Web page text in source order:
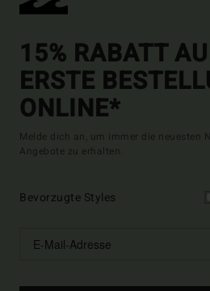
15% RABATT
ERSTE
ONLINE*
Melde dich an, um immer die neuesten
Angebote zu erhalten.
Bevorzugte Styles